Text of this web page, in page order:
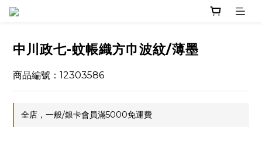
中川政七-蚊帳織方巾波紋/薄墨
商品編號：12303586
全店，一般/銀卡會員滿5000免運費